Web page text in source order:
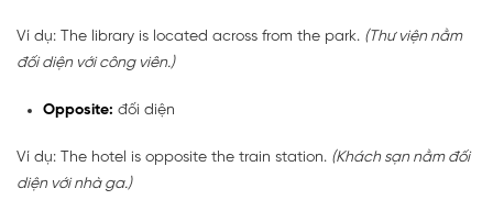
Ví dụ: The library is located across from the park. (Thư viện nằm
đối diện với công viên.)
Opposite: đối diện
Ví dụ: The hotel is opposite the train station. (Khách sạn nằm đối
diện với nhà ga.)